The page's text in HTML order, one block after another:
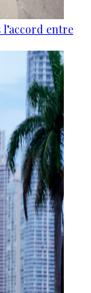
entre